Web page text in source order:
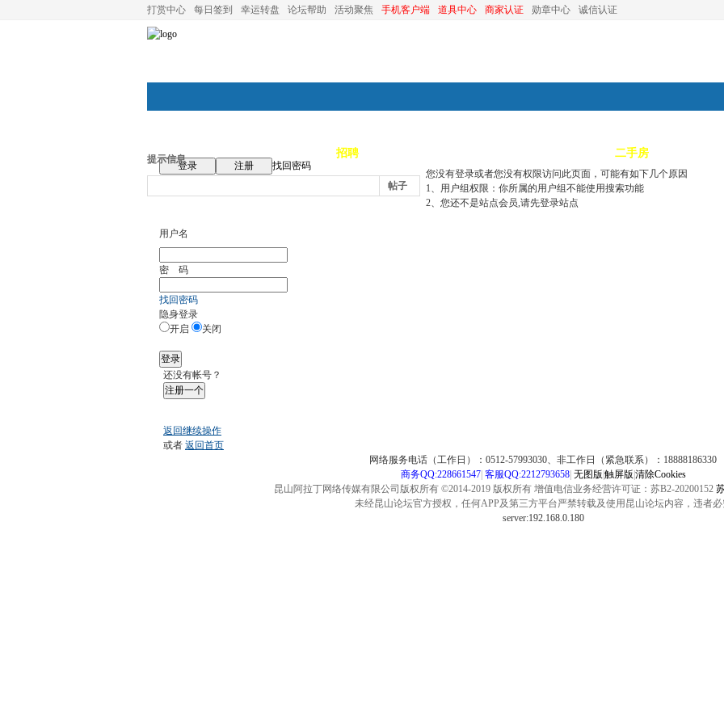
打赏中心 每日签到 幸运转盘 论坛帮助 活动聚焦 手机客户端 道具中心 商家认证 勋章中心 诚信认证
论坛首页 招聘 二手房
登录 注册
找回密码
帖子
提示信息
您没有登录或者您没有权限访问此页面，可能有如下几个原因
1、用户组权限：你所属的用户组不能使用搜索功能
2、您还不是站点会员,请先登录站点
用户名
密 码
找回密码
隐身登录
开启
关闭
登录
还没有帐号？
注册一个
返回继续操作
或者 返回首页
网络服务电话（工作日）：0512-57993030、非工作日（紧急联系）：18888186330
商务QQ:228661547| 客服QQ:2212793658| 无图版 触屏版 清除Cookies
昆山阿拉丁网络传媒有限公司版权所有 ©2014-2019 版权所有 增值电信业务经营许可证：苏B2-20200152
未经昆山论坛官方授权，任何APP及第三方平台严禁转载及使用昆山论坛内容，违者必
server:192.168.0.180